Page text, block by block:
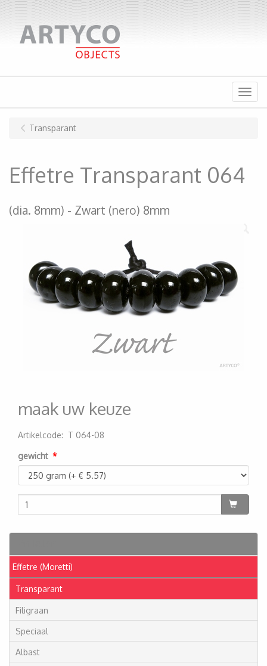
Menu
Effetre (Moretti)
Transparant
Filigraan
Speciaal
Albast
Transparant
Effetre Transparant 064
(dia. 8mm) Zwart (nero) 8mm
maak uw keuze
Artikelcode: T 064-08
gewicht